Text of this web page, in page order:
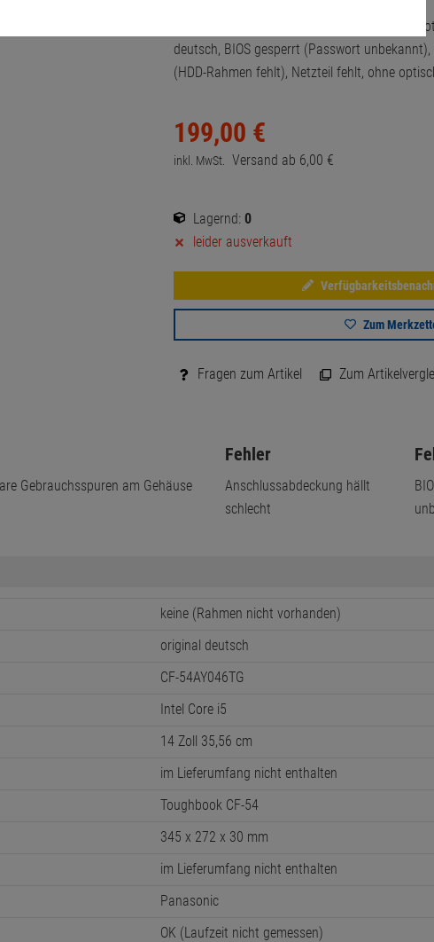
14 Zoll, HD 1366 x 768, Intel HD 5500,
deutsch, BIOS gesperrt (Passwort
(HDD-Rahmen fehlt), Netzteil fehlt, ohne
199,00 €
inkl. MwSt. Versand ab 6,00 €
Lagernd: 0
leider ausverkauft
Zum
Fragen zum Artikel Zum
Gebrauchsspuren am Gehäuse
Fehler
Anschlussabdeckung hällt
schlecht
keine (Rahmen nicht vorhanden)
original deutsch
CF-54AY046TG
Intel Core i5
14 Zoll 35,56 cm
im Lieferumfang nicht enthalten
Toughbook CF-54
345 x 272 x 30 mm
im Lieferumfang nicht enthalten
Panasonic
OK (Laufzeit nicht gemessen)